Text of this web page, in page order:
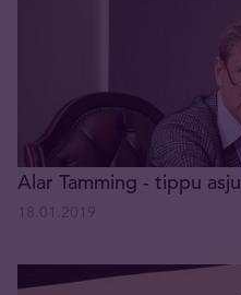
Alar Tamming - tippu